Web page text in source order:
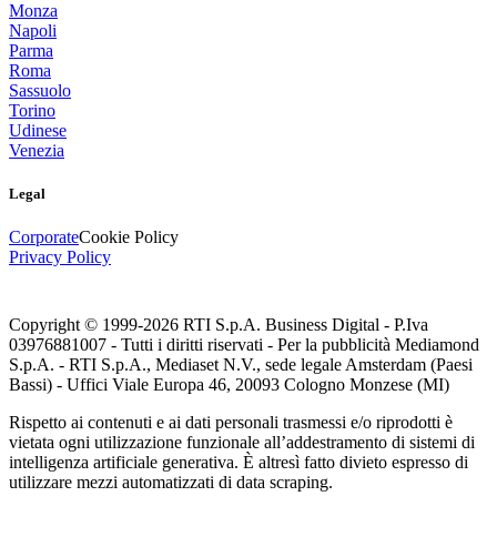
Monza
Napoli
Parma
Roma
Sassuolo
Torino
Udinese
Venezia
Legal
CorporateCookie Policy
Privacy Policy
Copyright © 1999-2026 RTI S.p.A. Business Digital - P.Iva
03976881007 - Tutti i diritti riservati - Per la pubblicità Mediamond
S.p.A. - RTI S.p.A., Mediaset N.V., sede legale Amsterdam (Paesi
Bassi) - Uffici Viale Europa 46, 20093 Cologno Monzese (MI)
Rispetto ai contenuti e ai dati personali trasmessi e/o riprodotti è
vietata ogni utilizzazione funzionale all’addestramento di sistemi di
intelligenza artificiale generativa. È altresì fatto divieto espresso di
utilizzare mezzi automatizzati di data scraping.